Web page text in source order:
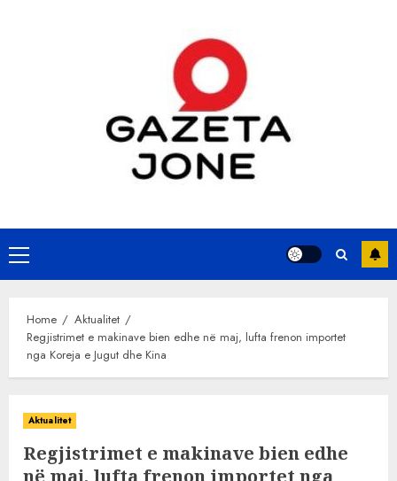
Primary
Menu
Home
Aktualitet
Regjistrimet e makinave bien edhe në maj, lufta frenon importet
nga Koreja e Jugut dhe Kina
Aktualitet
Regjistrimet e makinave bien edhe
në maj, lufta frenon importet nga